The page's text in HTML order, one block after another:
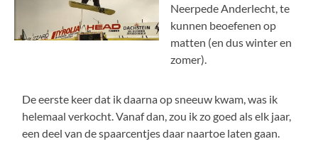
Neerpede Anderlecht, te
kunnen beoefenen op
matten (en dus winter en
zomer).
De eerste keer dat ik daarna op sneeuw kwam, was ik
helemaal verkocht. Vanaf dan, zou ik zo goed als elk jaar,
een deel van de spaarcentjes daar naartoe laten gaan.